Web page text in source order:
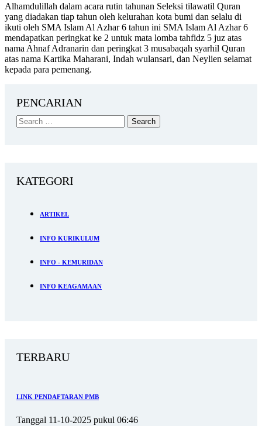
Alhamdulillah dalam acara rutin tahunan Seleksi tilawatil Quran
yang diadakan tiap tahun oleh kelurahan kota bumi dan selalu di
ikuti oleh SMA Islam Al Azhar 6 tahun ini SMA Islam Al Azhar 6
mendapatkan peringkat ke 2 untuk mata lomba tahfidz 5 juz atas
nama Ahnaf Adranarin dan peringkat 3 musabaqah syarhil Quran
atas nama Kartika Maharani, Indah wulansari, dan Neylien selamat
kepada para pemenang.
PENCARIAN
KATEGORI
ARTIKEL
INFO KURIKULUM
INFO - KEMURIDAN
INFO KEAGAMAAN
TERBARU
LINK PENDAFTARAN PMB
Tanggal 11-10-2025 pukul 06:46